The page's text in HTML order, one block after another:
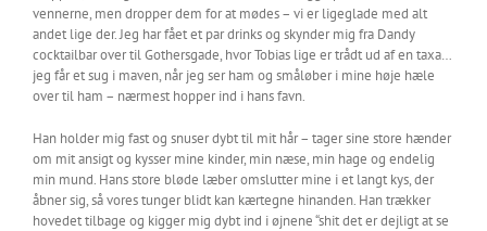
vennerne, men dropper dem for at mødes – vi er ligeglade med alt
andet lige der. Jeg har fået et par drinks og skynder mig fra Dandy
cocktailbar over til Gothersgade, hvor Tobias lige er trådt ud af en taxa…
jeg får et sug i maven, når jeg ser ham og småløber i mine høje hæle
over til ham – nærmest hopper ind i hans favn.
Han holder mig fast og snuser dybt til mit hår – tager sine store hænder
om mit ansigt og kysser mine kinder, min næse, min hage og endelig
min mund. Hans store bløde læber omslutter mine i et langt kys, der
åbner sig, så vores tunger blidt kan kærtegne hinanden. Han trækker
hovedet tilbage og kigger mig dybt ind i øjnene “shit det er dejligt at se